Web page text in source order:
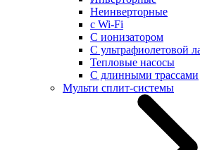
Неинверторные
с Wi-Fi
С ионизатором
С ультрафиолетовой
Тепловые насосы
С длинными трассами
Мульти сплит-системы